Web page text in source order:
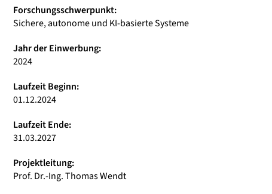
Forschungsschwerpunkt:
Sichere, autonome und KI-basierte Systeme
Jahr der Einwerbung:
2024
Laufzeit Beginn:
01.12.2024
Laufzeit Ende:
31.03.2027
Projektleitung:
Prof. Dr.-Ing. Thomas Wendt